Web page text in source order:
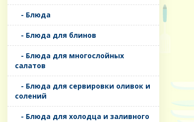
- Блюда
- Блюда для блинов
- Блюда для многослойных
салатов
- Блюда для сервировки оливок и
солений
- Блюда для холодца и заливного